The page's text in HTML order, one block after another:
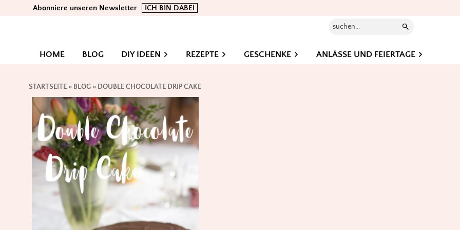
Abonniere unseren Newsletter ICH BIN DABEI
Suchen...
HOME BLOG DIY IDEEN REZEPTE GESCHENKE ANLÄSSE UND FEIERTAGE
STARTSEITE » BLOG » DOUBLE CHOCOLATE DRIP CAKE